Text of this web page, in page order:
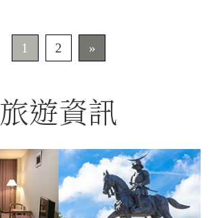
1 2 »
旅遊資訊